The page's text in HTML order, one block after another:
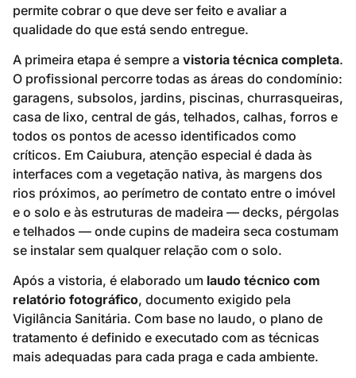
permite cobrar o que deve ser feito e avaliar a
qualidade do que está sendo entregue.
A primeira etapa é sempre a vistoria técnica completa.
O profissional percorre todas as áreas do condomínio:
garagens, subsolos, jardins, piscinas, churrasqueiras,
casa de lixo, central de gás, telhados, calhas, forros e
todos os pontos de acesso identificados como
críticos. Em Caiubura, atenção especial é dada às
interfaces com a vegetação nativa, às margens dos
rios próximos, ao perímetro de contato entre o imóvel
e o solo e às estruturas de madeira — decks, pérgolas
e telhados — onde cupins de madeira seca costumam
se instalar sem qualquer relação com o solo.
Após a vistoria, é elaborado um laudo técnico com
relatório fotográfico, documento exigido pela
Vigilância Sanitária. Com base no laudo, o plano de
tratamento é definido e executado com as técnicas
mais adequadas para cada praga e cada ambiente.